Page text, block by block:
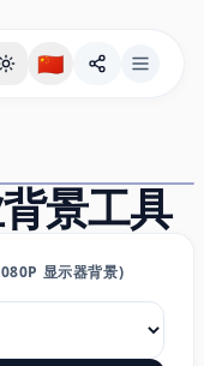
🇨🇳
景工具
显示器背景)